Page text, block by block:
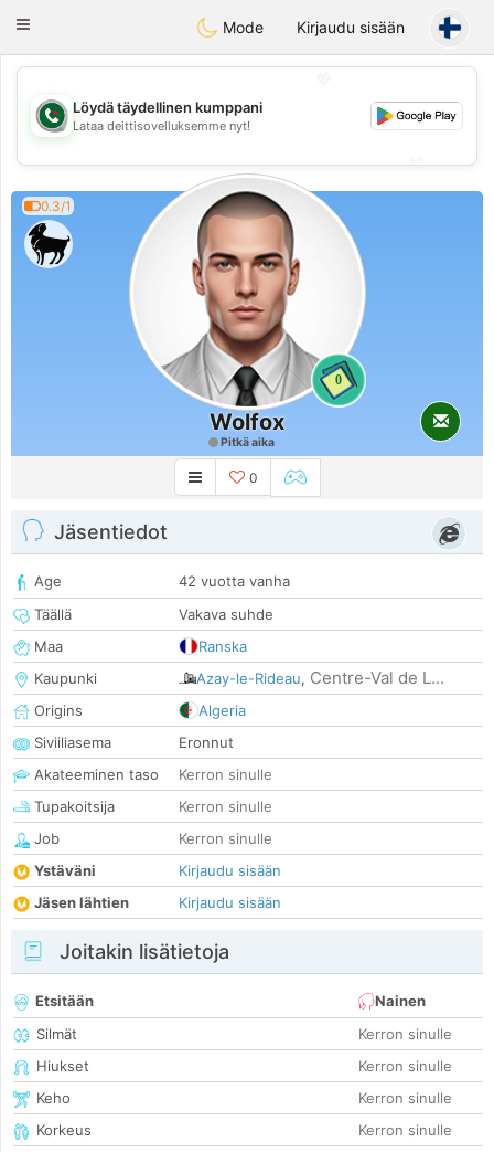
Weshrak
Toggle
Mode Kirjaudu sisään
💖
💕
Löydä täydellinen kumppani
Lataa deittisovelluksemme nyt!
0.3/1
0
Wolfox
Pitkä aika
0
Jäsentiedot
Age
42 vuotta vanha
Täällä
Vakava suhde
Maa
Ranska
Kaupunki
Azay-le-Rideau, Centre-Val de L...
Origins
Algeria
Siviiliasema
Eronnut
Akateeminen taso
Kerron sinulle
Tupakoitsija
Kerron sinulle
Job
Kerron sinulle
Ystäväni
Kirjaudu sisään
Jäsen lähtien
Kirjaudu sisään
Joitakin lisätietoja
Etsitään
Nainen
Silmät
Kerron sinulle
Hiukset
Kerron sinulle
Keho
Kerron sinulle
Korkeus
Kerron sinulle